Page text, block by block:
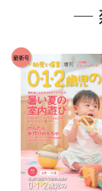
最新号